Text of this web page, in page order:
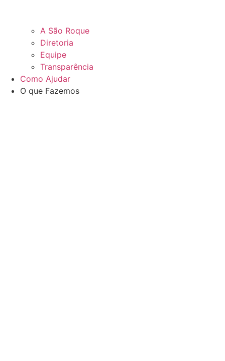
A São Roque
Diretoria
Equipe
Transparência
Como Ajudar
O que Fazemos